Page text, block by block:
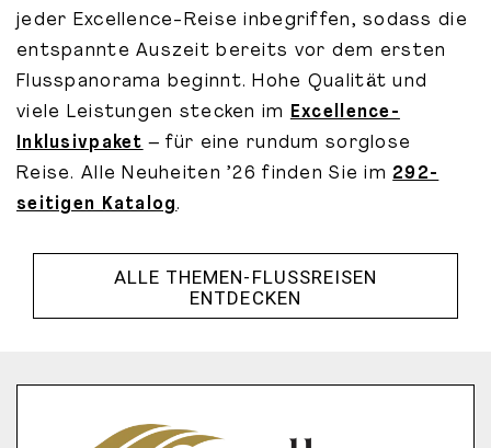
jeder Excellence-Reise inbegriffen, sodass die
entspannte Auszeit bereits vor dem ersten
Flusspanorama beginnt. Hohe Qualität und
viele Leistungen stecken im
Excellence-
Inklusivpaket – für eine rundum sorglose
Reise. Alle Neuheiten ’26 finden Sie im 292-
seitigen Katalog.
ALLE THEMEN-FLUSSREISEN
ENTDECKEN